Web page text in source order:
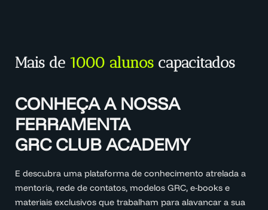
Mais de 1000 alunos capacitados
CONHEÇA A NOSSA
FERRAMENTA
GRC CLUB ACADEMY
E descubra uma plataforma de conhecimento atrelada a
mentoria, rede de contatos, modelos GRC, e-books e
materiais exclusivos que trabalham para alavancar a sua